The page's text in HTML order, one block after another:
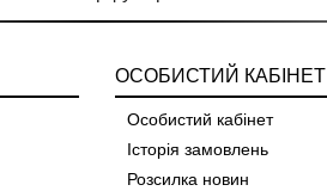
ОСОБИСТИЙ КАБІНЕТ
Особистий кабінет
Історія замовлень
Розсилка новин